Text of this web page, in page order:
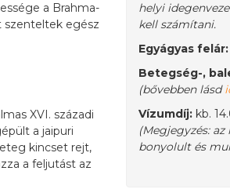
helyi
kell számítani.
Egyágyas felár:
Betegség-,
(bővebben lásd
Vízumdíj:kb.
(Megjegyzés:
bonyolult és
a Brahma-
szenteltek egész
XVI. századi
a jaipuri
kincset rejt,
a feljutást az